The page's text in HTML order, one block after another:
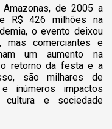
de 2005 a
R$ 426 milhões na
o evento deixou
comerciantes e
um aumento na
o retorno da festa e a
são milhares de
inúmeros impactos
cultura e sociedade